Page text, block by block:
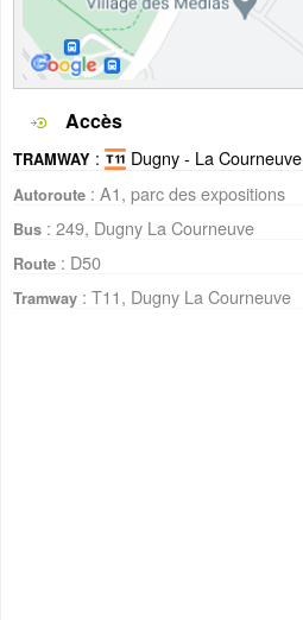
Accès
TRAMWAY : Dugny - La Courneuve
Autoroute : A1, parc des expositions
Bus : 249, Dugny La Courneuve
Route : D50
Tramway : T11, Dugny La Courneuve